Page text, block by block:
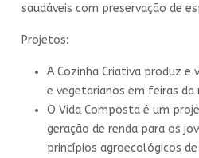
saudáveis com preservação de
Projetos:
A Cozinha Criativa produz e
e vegetarianos em feiras da
O Vida Composta é um
geração de renda para os
princípios agroecológicos